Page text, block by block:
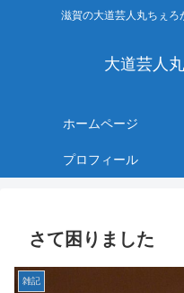
滋賀の大道芸人丸ちぇ
大道芸人
ホームページ
プロフィール
さて困りました
雑記